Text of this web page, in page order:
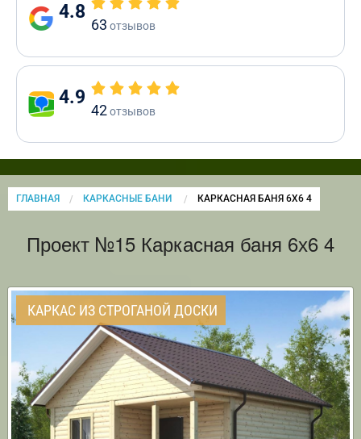
4.8
63 отзывов
4.9
42отзывов
ГЛАВНАЯ КАРКАСНЫЕ БАНИ CURRENT:
КАРКАСНАЯ БАНЯ 6Х6 4
Проект №15 Каркасная баня 6х6 4
КАРКАС ИЗ СТРОГАНОЙ ДОСКИ